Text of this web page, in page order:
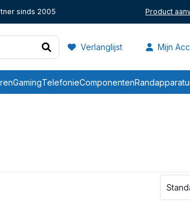
sinds 2005 Product
Verlanglijst Mijn
GamingTelefonieComponenten